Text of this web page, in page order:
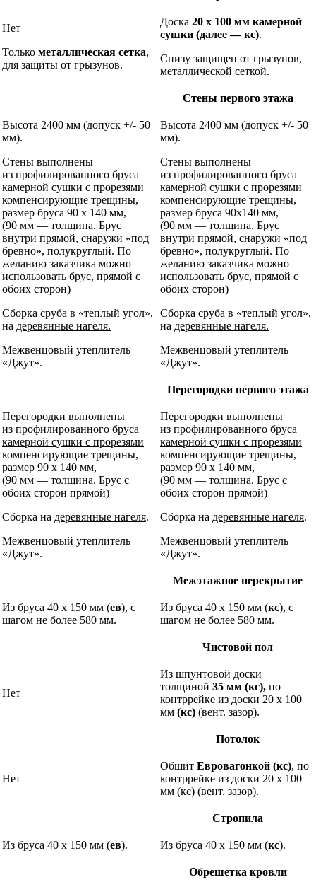
Нет
Только металлическая сетка,
для защиты от грызунов.
Доска 20 х 100 мм камерной
сушки (далее — кс).
Снизу защищен от грызунов,
металлической сеткой.
Стены первого этажа
Высота 2400 мм (допуск +/- 50
мм).
Стены выполнены
из профилированного бруса
камерной сушки с прорезями
компенсирующие трещины,
размер бруса 90 х 140 мм,
(90 мм — толщина. Брус
внутри прямой, снаружи «под
бревно», полукруглый. По
желанию заказчика можно
использовать брус, прямой с
обоих сторон)
Сборка сруба в «теплый угол»,
на деревянные нагеля.
Межвенцовый утеплитель
«Джут».
Высота 2400 мм (допуск +/- 50
мм).
Стены выполнены
из профилированного бруса
камерной сушки с прорезями
компенсирующие трещины,
размер бруса 90х140 мм,
(90 мм — толщина. Брус
внутри прямой, снаружи «под
бревно», полукруглый. По
желанию заказчика можно
использовать брус, прямой с
обоих сторон)
Сборка сруба в «теплый угол»,
на деревянные нагеля.
Межвенцовый утеплитель
«Джут».
Перегородки первого этажа
Перегородки выполнены
из профилированного бруса
камерной сушки с прорезями
компенсирующие трещины,
размер 90 х 140 мм,
(90 мм — толщина. Брус с
обоих сторон прямой)
Сборка на деревянные нагеля.
Межвенцовый утеплитель
«Джут».
Перегородки выполнены
из профилированного бруса
камерной сушки с прорезями
компенсирующие трещины,
размер 90 х 140 мм,
(90 мм — толщина. Брус с
обоих сторон прямой)
Сборка на деревянные нагеля.
Межвенцовый утеплитель
«Джут».
Межэтажное перекрытие
Из бруса 40 х 150 мм (ев), с
шагом не более 580 мм.
Из бруса 40 х 150 мм (кс), с
шагом не более 580 мм.
Чистовой пол
Нет
Из шпунтовой доски
толщиной 35 мм (кс), по
контррейке из доски 20 х 100
мм (кс) (вент. зазор).
Потолок
Нет
Обшит Евровагонкой (кс), по
контррейке из доски 20 х 100
мм (кс) (вент. зазор).
Стропила
Из бруса 40 х 150 мм (ев). Из бруса 40 х 150 мм (кс).
Обрешетка кровли